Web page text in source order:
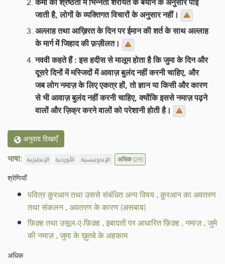
जाती है, लोगों के व्यक्तिगत विचारों के अनुसार नहीं।
अल्लाह तथा आख़िरत के दिन पर ईमान की शर्त के साथ अल्लाह
के मार्ग में जिहाद की फ़ज़ीलत।
नववी कहते हैं : इस हदीस से मालूम होता है कि जुमा के दिन और
दूसरे दिनों में मस्जिदों में आवाज़ बुलंद नहीं करनी चाहिए, और
जब लोग नमाज़ के लिए एकत्र हों, तो ज्ञान या किसी और कारण
से भी आवाज़ बुलंद नहीं करनी चाहिए, क्योंकि इससे नमाज़ पढ़ने
वालों और ज़िक्र करने वालों को परेशानी होती है।
अनुवाद दिखाएँ
भाषा: الإنجليزية الأوردية الإندونيسية अधिक(29)
श्रेणियाँ
पवित्र क़ुरआन तथा उससे संबंधित अन्य विषय.क़ुरआन का अवतरण
तथा संकलन.अवतरण के कारण (असबाब)
फ़िक़्ह तथा उसूल-ए-फ़िक़्ह.इबादतों पर आधारित फ़िक़्ह.नमाज़.जुमे
की नमाज़.जुमा के ख़ुतबे के अहकाम
अधिक